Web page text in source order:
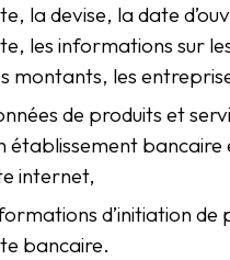
la devise, la date
les informations sur
montants, les
de produits et
établissement bancaire
internet,
d’initiation de
bancaire.